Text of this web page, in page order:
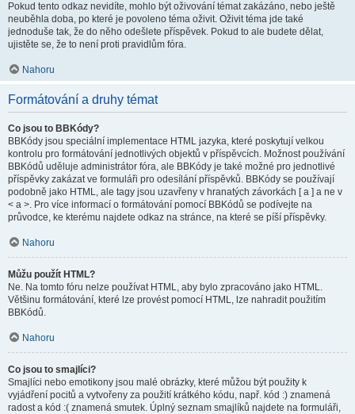
Pokud tento odkaz nevidíte, mohlo být oživování témat zakázáno, nebo ještě
neuběhla doba, po které je povoleno téma oživit. Oživit téma jde také
jednoduše tak, že do něho odešlete příspěvek. Pokud to ale budete dělat,
ujistěte se, že to není proti pravidlům fóra.
Nahoru
Formátování a druhy témat
Co jsou to BBKódy?
BBKódy jsou speciální implementace HTML jazyka, které poskytují velkou
kontrolu pro formátování jednotlivých objektů v příspěvcích. Možnost používání
BBKódů uděluje administrátor fóra, ale BBKódy je také možné pro jednotlivé
příspěvky zakázat ve formuláři pro odesílání příspěvků. BBKódy se používají
podobně jako HTML, ale tagy jsou uzavřeny v hranatých závorkách [ a ] a ne v
< a >. Pro více informací o formátování pomocí BBKódů se podívejte na
průvodce, ke kterému najdete odkaz na stránce, na které se píší příspěvky.
Nahoru
Můžu použít HTML?
Ne. Na tomto fóru nelze používat HTML, aby bylo zpracováno jako HTML.
Většinu formátování, které lze provést pomocí HTML, lze nahradit použitím
BBKódů.
Nahoru
Co jsou to smajlíci?
Smajlíci nebo emotikony jsou malé obrázky, které můžou být použity k
vyjádření pocitů a vytvořeny za použití krátkého kódu, např. kód :) znamená
radost a kód :( znamená smutek. Úplný seznam smajlíků najdete na formuláři,